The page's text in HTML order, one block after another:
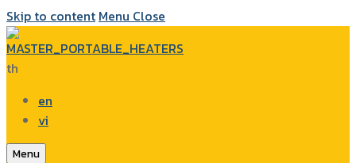
Skip to content Menu Close
th
en
vi
Menu